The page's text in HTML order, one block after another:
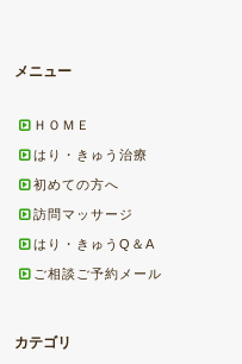
メニュー
ＨＯＭＥ
はり・きゅう治療
初めての方へ
訪問マッサージ
はり・きゅうQ＆A
ご相談ご予約メール
カテゴリ